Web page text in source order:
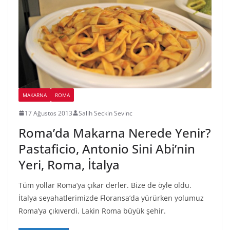
MAKARNA ROMA
17 Ağustos 2013 Salih Seckin Sevinc
Roma’da Makarna Nerede Yenir?
Pastaficio, Antonio Sini Abi’nin
Yeri, Roma, İtalya
Tüm yollar Roma’ya çıkar derler. Bize de öyle oldu.
İtalya seyahatlerimizde Floransa’da yürürken yolumuz
Roma’ya çıkıverdi. Lakin Roma büyük şehir.